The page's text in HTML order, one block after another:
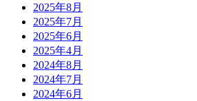
2025年8月
2025年7月
2025年6月
2025年4月
2024年8月
2024年7月
2024年6月